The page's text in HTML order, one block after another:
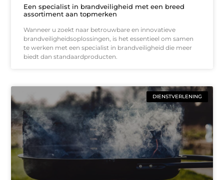
Een specialist in brandveiligheid met een breed
assortiment aan topmerken
Wanneer u zoekt naar betrouwbare en innovatieve
brandveiligheidsoplossingen, is het essentieel om samen
te werken met een specialist in brandveiligheid die meer
biedt dan standaardproducten.
DIENSTVERLENING